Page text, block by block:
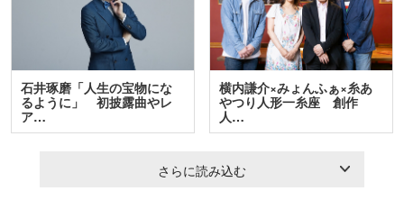
石井琢磨「人生の宝物にな
るように」 初披露曲やレ
ア…
横内謙介×みょんふぁ×糸あ
やつり人形一糸座 創作
人…
さらに読み込む